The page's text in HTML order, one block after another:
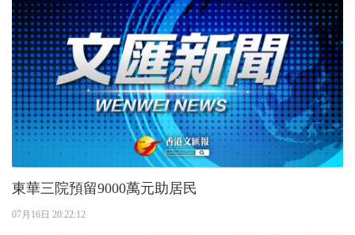
東華三院預留9000萬元助居民
07月16日 20:22:12